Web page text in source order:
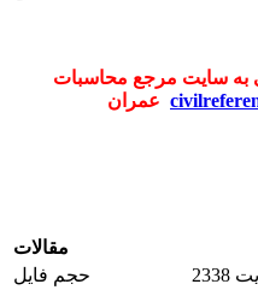
به سایت مرجع محاسبات
مقالات
حجم فایل